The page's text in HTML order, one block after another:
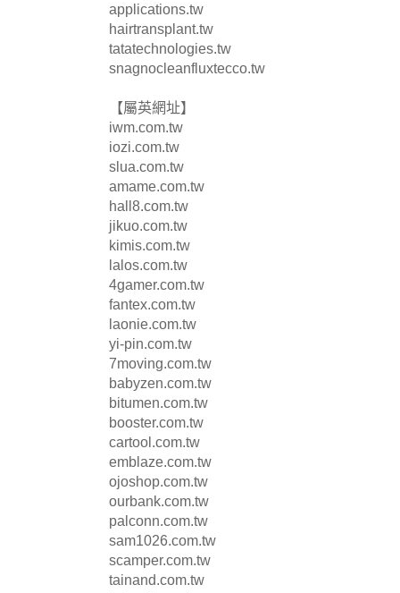
applications.tw
hairtransplant.tw
tatatechnologies.tw
snagnocleanfluxtecco.tw
【屬英網址】
iwm.com.tw
iozi.com.tw
slua.com.tw
amame.com.tw
hall8.com.tw
jikuo.com.tw
kimis.com.tw
lalos.com.tw
4gamer.com.tw
fantex.com.tw
laonie.com.tw
yi-pin.com.tw
7moving.com.tw
babyzen.com.tw
bitumen.com.tw
booster.com.tw
cartool.com.tw
emblaze.com.tw
ojoshop.com.tw
ourbank.com.tw
palconn.com.tw
sam1026.com.tw
scamper.com.tw
tainand.com.tw